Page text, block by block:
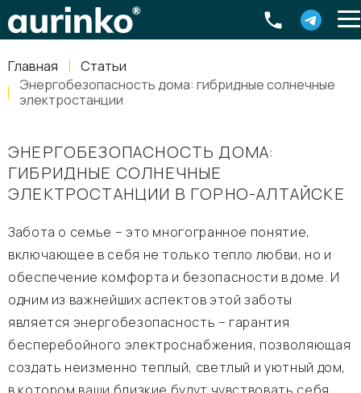
Главная
Статьи
Энергобезопасность дома: гибридные солнечные
электростанции
ЭНЕРГОБЕЗОПАСНОСТЬ ДОМА:
ГИБРИДНЫЕ СОЛНЕЧНЫЕ
ЭЛЕКТРОСТАНЦИИ В ГОРНО-АЛТАЙСКЕ
Забота о семье – это многогранное понятие,
включающее в себя не только тепло любви, но и
обеспечение комфорта и безопасности в доме. И
одним из важнейших аспектов этой заботы
является энергобезопасность – гарантия
бесперебойного электроснабжения, позволяющая
создать неизменно теплый, светлый и уютный дом,
Россия, Свердловская область Екатеринбург ,
8-800-770-79-40